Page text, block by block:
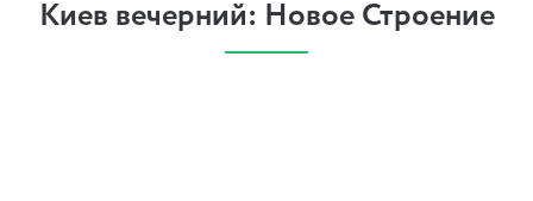
Киев вечерний: Новое Строение